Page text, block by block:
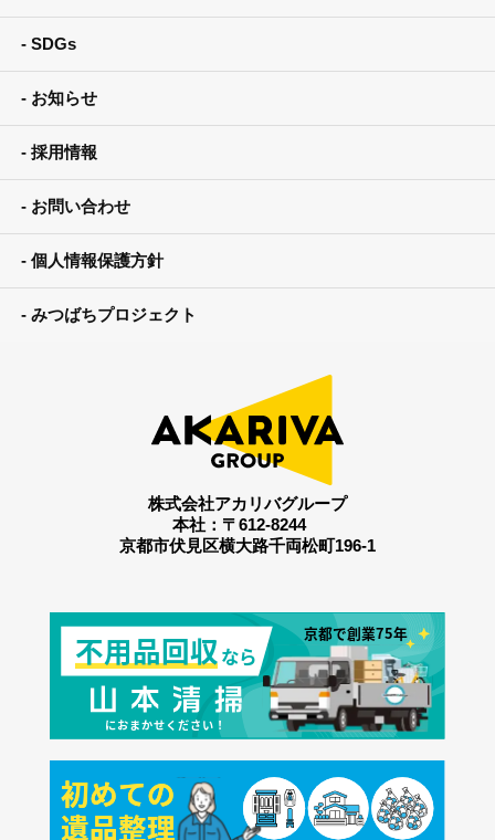
SDGs
お知らせ
採用情報
お問い合わせ
個人情報保護方針
みつばちプロジェクト
株式会社アカリバグループ
本社：〒612-8244
京都市伏見区横大路千両松町196-1